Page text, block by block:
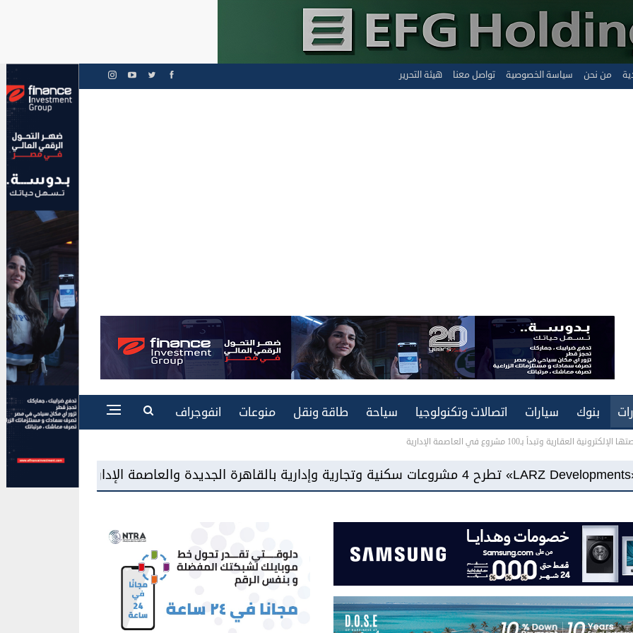
من نحن سياسة الخصوصية تواصل معنا هيئة التحرير
بنوك سيارات اتصالات وتكنولوجيا سياحة طاقة ونقل منوعات
انفوجراف
«سامسونج مصر» تطرح شاشات «Mini LED» للمرة الأولى بالسوق المحلية